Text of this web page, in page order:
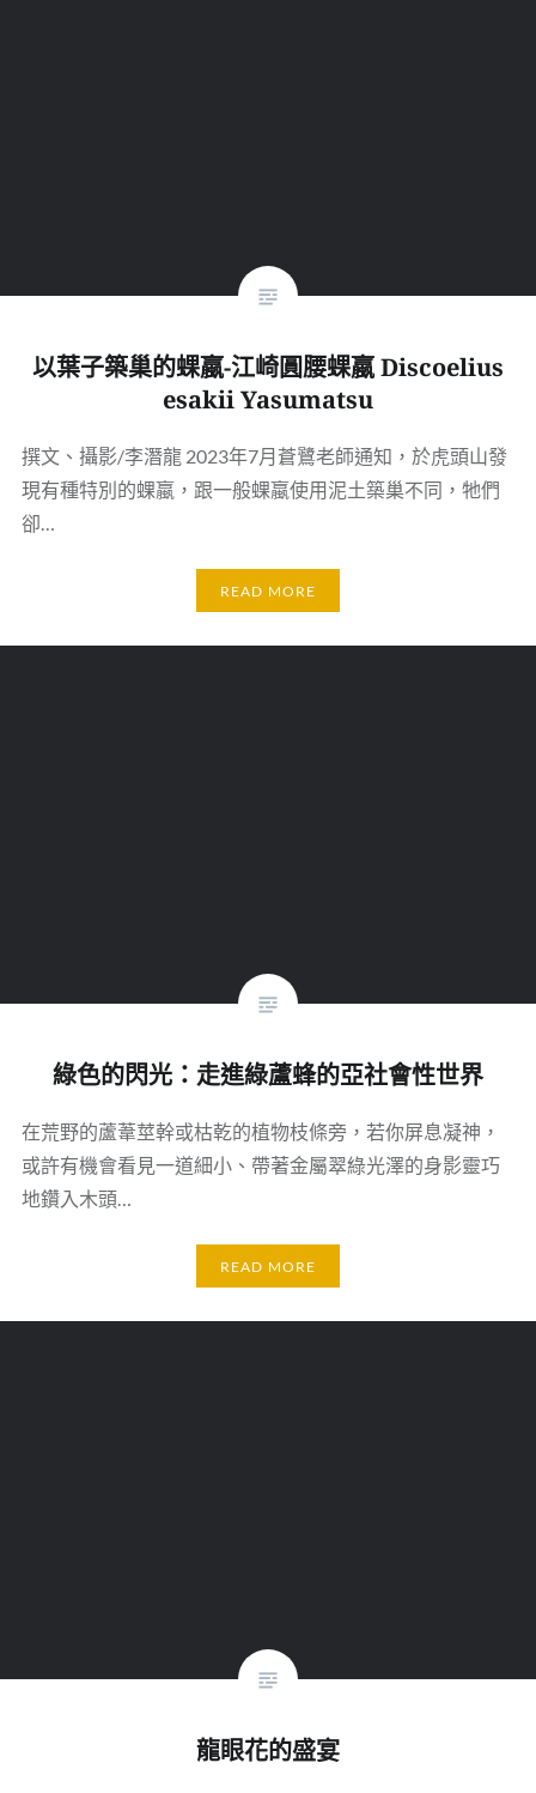
以葉子築巢的蜾蠃-江崎圓腰蜾蠃 Discoelius
esakii Yasumatsu
撰文、攝影/李潛龍 2023年7月蒼鷺老師通知，於虎頭山發
現有種特別的蜾蠃，跟一般蜾蠃使用泥土築巢不同，牠們
卻…
READ MORE
綠色的閃光：走進綠蘆蜂的亞社會性世界
在荒野的蘆葦莖幹或枯乾的植物枝條旁，若你屏息凝神，
或許有機會看見一道細小、帶著金屬翠綠光澤的身影靈巧
地鑽入木頭…
READ MORE
龍眼花的盛宴